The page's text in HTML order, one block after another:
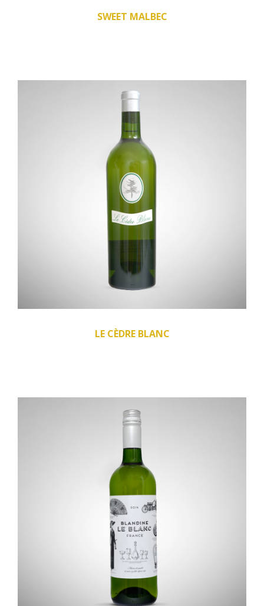
SWEET MALBEC
LE CÈDRE BLANC